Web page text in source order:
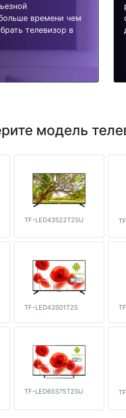
времени чем
телевизор в
модель
TF-LED43S22T2SU
TF-LED43S01T2S
TF-LED65S75T2SU